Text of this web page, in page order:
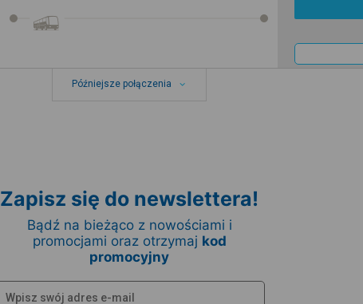
Późniejsze połączenia
Zapisz się do newslettera!
Bądź na bieżąco z nowościami i
promocjami oraz otrzymaj kod
promocyjny